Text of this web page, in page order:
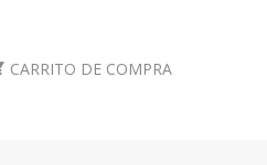
CARRITO DE COMPRA